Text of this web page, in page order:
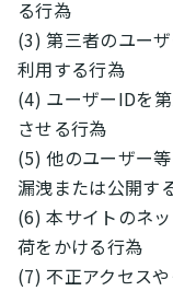
る行為
(3) 第三者のユー
利用する行為
(4) ユーザーIDを
させる行為
(5) 他のユーザー
漏洩または公開す
(6) 本サイトのネ
荷をかける行為
(7) 不正アクセス